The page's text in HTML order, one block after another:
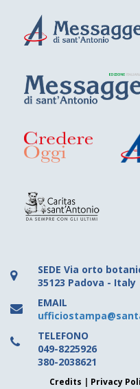
SEDE Via orto
35123 Padova - Italy
EMAIL
TELEFONO
049-8225926
380-2038621
Credits | Privacy